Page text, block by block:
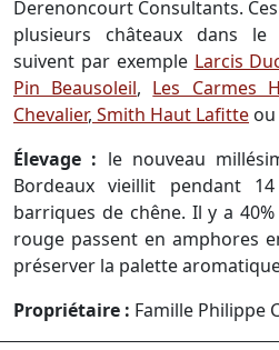
Derenoncourt Consultants.
plusieurs châteaux dans
suivent par exemple Larcis
Pin Beausoleil, Les Carmes
Chevalier, Smith Haut Lafitte
Élevage : le nouveau
Bordeaux vieillit pendant
barriques de chêne. Il y a
rouge passent en amphores
préserver la palette
Propriétaire : Famille Philippe